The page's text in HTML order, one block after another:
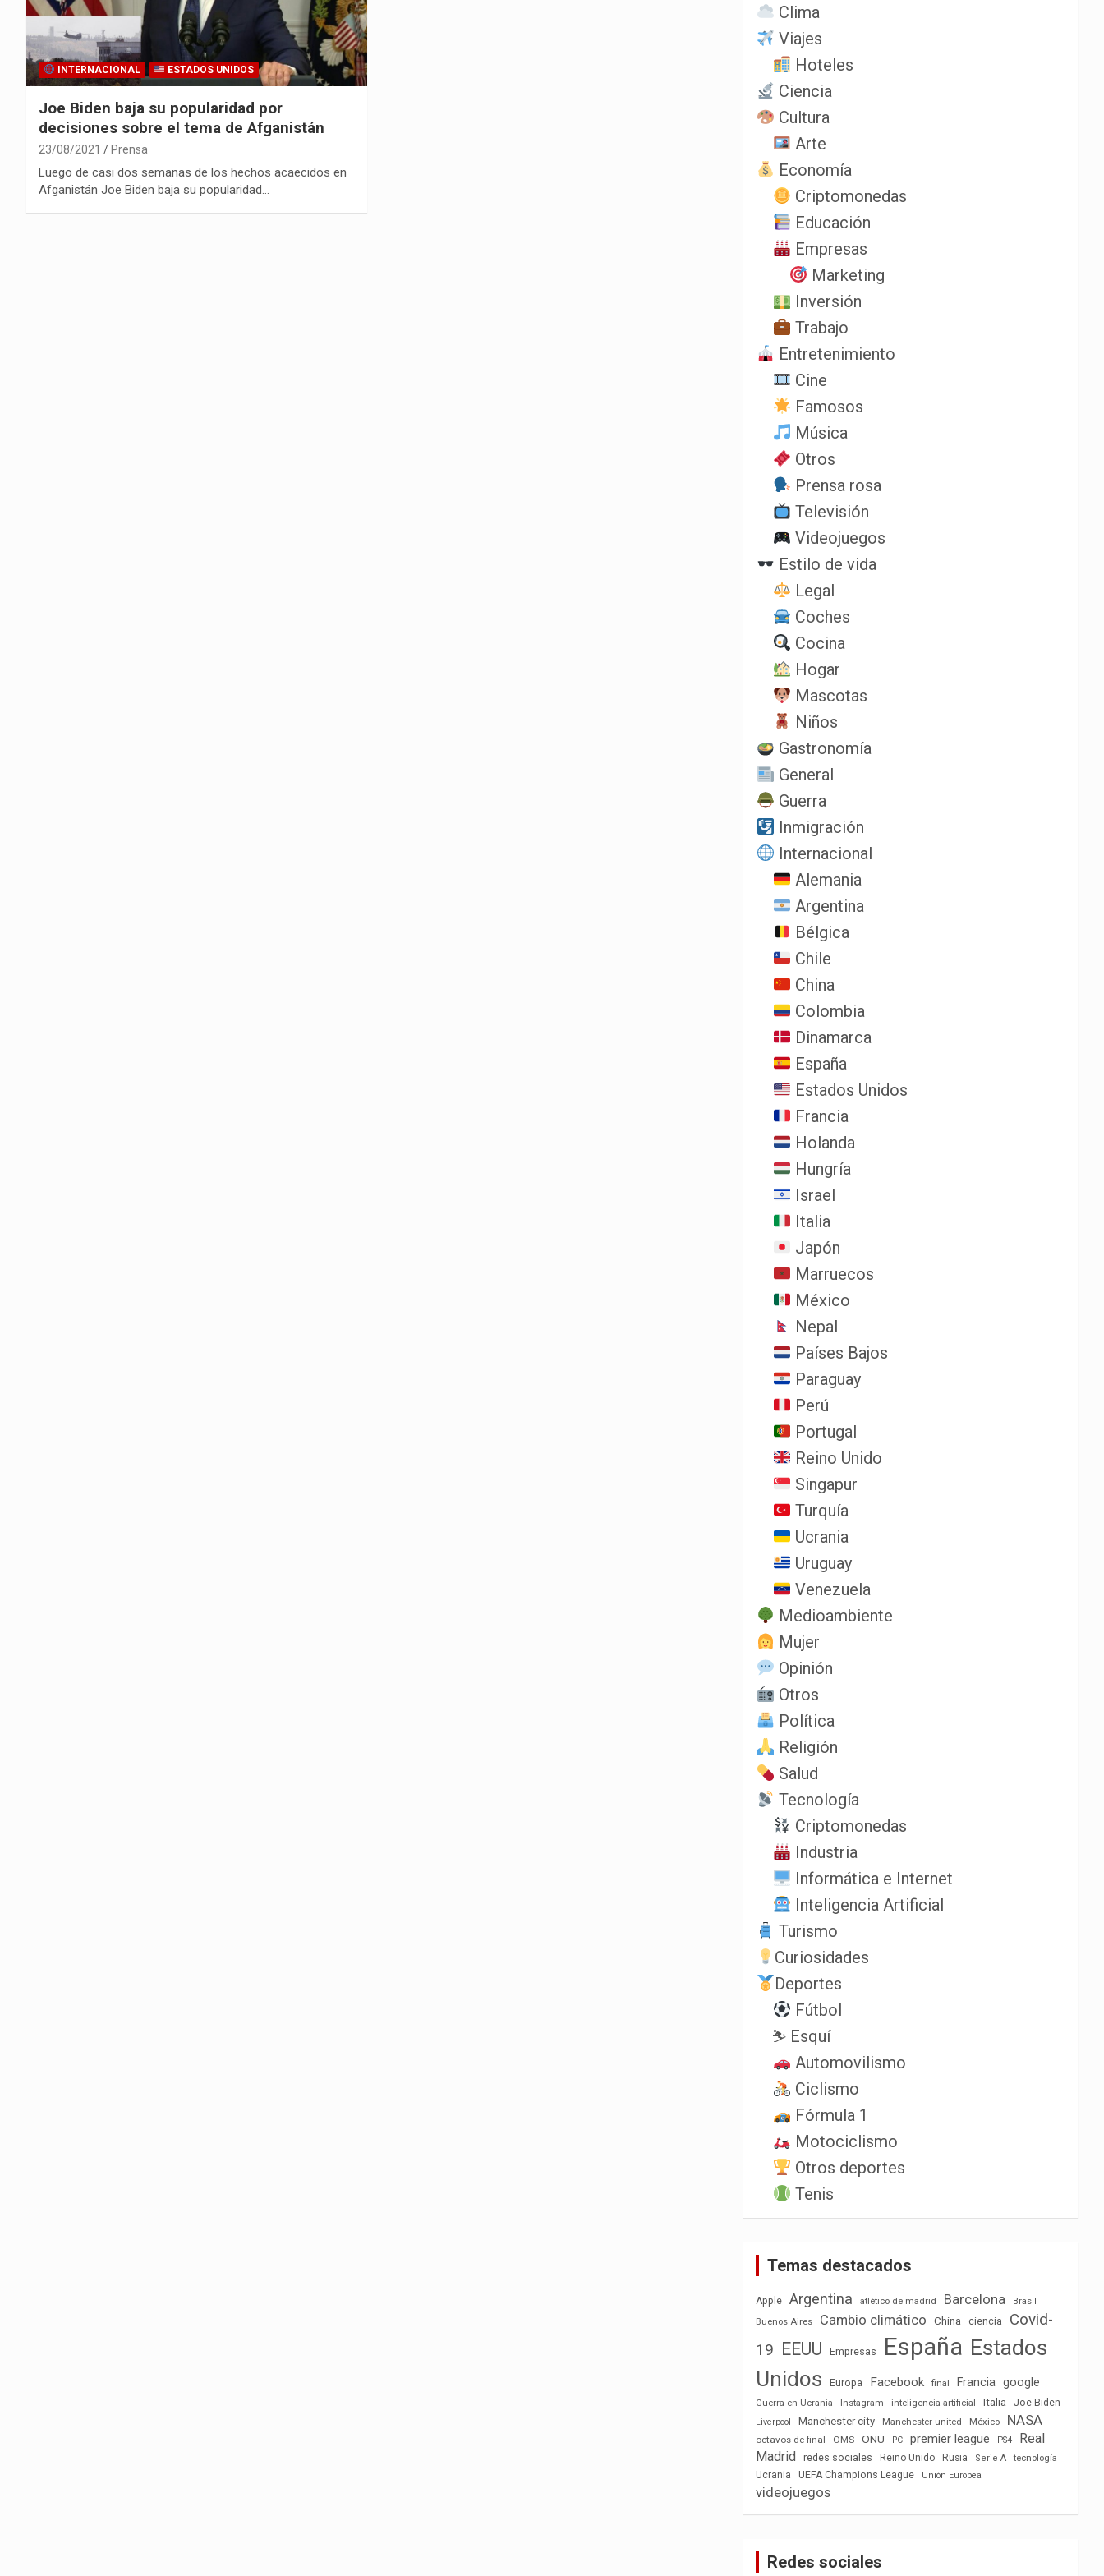
INTERNACIONAL ESTADOS UNIDOS
Joe Biden baja su popularidad por
decisiones sobre el tema de Afganistán
23/08/2021 Prensa
Luego de casi dos semanas de los hechos acaecidos en
Afganistán Joe Biden baja su popularidad…
Clima
Viajes
Hoteles
Ciencia
Cultura
Arte
Economía
Criptomonedas
Educación
Empresas
Marketing
Inversión
Trabajo
Entretenimiento
Cine
Famosos
Música
Otros
Prensa rosa
Televisión
Videojuegos
Estilo de vida
Legal
Coches
Cocina
Hogar
Mascotas
Niños
Gastronomía
General
Guerra
Inmigración
Internacional
Alemania
Argentina
Bélgica
Chile
China
Colombia
Dinamarca
España
Estados Unidos
Francia
Holanda
Hungría
Israel
Italia
Japón
Marruecos
México
Nepal
Países Bajos
Paraguay
Perú
Portugal
Reino Unido
Singapur
Turquía
Ucrania
Uruguay
Venezuela
Medioambiente
Mujer
Opinión
Otros
Política
Religión
Salud
Tecnología
Criptomonedas
Industria
Informática e Internet
Inteligencia Artificial
Turismo
Curiosidades
Deportes
Fútbol
⛷️ Esquí
Automovilismo
Ciclismo
Fórmula 1
Motociclismo
Otros deportes
Tenis
Temas destacados
Apple Argentina atlético de madrid Barcelona
Brasil
Buenos Aires
Cambio climático China ciencia
Covid-
19
EEUU Empresas España Estados
Unidos
Europa Facebook final Francia google
Guerra en Ucrania Instagram inteligencia artificial Italia Joe Biden
Liverpool Manchester city Manchester united México NASA
octavos de final OMS ONU PC premier league PS4
Real
Madrid
redes sociales Reino Unido Rusia Serie A
tecnología
Ucrania
UEFA Champions League Unión Europea
videojuegos
Redes sociales